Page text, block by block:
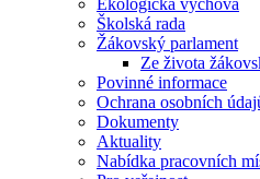
Ekologická výchova
Školská rada
Žákovský parlament
Ze života
Povinné informace
Ochrana osobních
Dokumenty
Aktuality
Nabídka pracovních